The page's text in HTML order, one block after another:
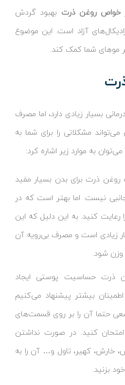
خواص روغن ذرت بهبود گردش
آزاد است. این موضوع
موهای شما کمک کند.
بسیار زیادی دارد، اما مصرف
مشکلاتی را برای شما به
به موارد زیر اشاره کرد:
ذرت برای بدن بسیار مفید
نیست. اما بهتر است که در
کنید. به این دلیل که این
زیادی است و مصرف بی‌رویه آن
وزن شود.
ذرت حساسیت پوستی ایجاد
اطمینان بیشتر پیشنهاد می‌کنیم
حتما آن را بر روی قسمت‌های
کنید. در صورت نداشتن
خارش، کهیر، تاول و… آن را به
بزنید.